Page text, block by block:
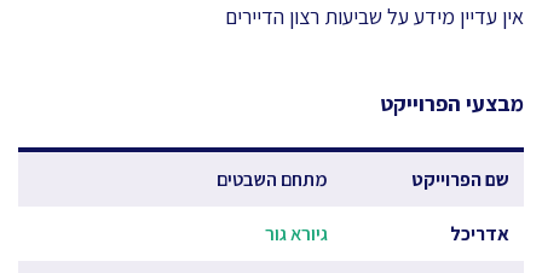
אין עדיין מידע על שביעות רצון הדיירים
מבצעי הפרוייקט
שם הפרוייקט מתחם השבטים
אדריכל גיורא גור